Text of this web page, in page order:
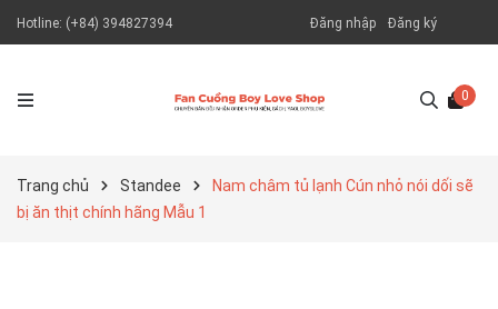
Hotline: (+84) 394827394 Đăng nhập Đăng ký
0
Trang chủ Standee
Nam châm tủ lạnh Cún nhỏ nói dối sẽ
bị ăn thịt chính hãng Mẫu 1